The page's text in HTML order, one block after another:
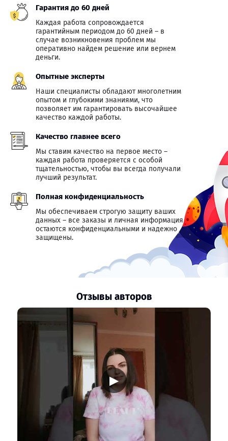
Гарантия до 60 дней
Каждая работа сопровождается
гарантийным периодом до 60 дней – в
случае возникновения проблем мы
оперативно найдем решение или вернем
деньги.
Опытные эксперты
Наши специалисты обладают многолетним
опытом и глубокими знаниями, что
позволяет им гарантировать высочайшее
качество каждой работы.
Качество главнее всего
Мы ставим качество на первое место –
каждая работа проверяется с особой
тщательностью, чтобы вы всегда получали
лучший результат.
Полная конфиденциальность
Мы обеспечиваем строгую защиту ваших
данных – все заказы и личная информация
остаются конфиденциальными и надежно
защищены.
Отзывы авторов
▶